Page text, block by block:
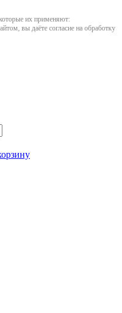
их применяют:
вы даёте согласие на обработку